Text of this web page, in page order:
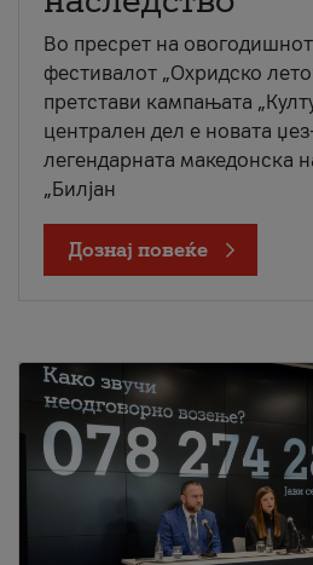
Во пресрет на
фестивалот „Охридско
претстави кампањата
централен дел е новата
легендарната македонска
„Билјан
Дознај повеќе